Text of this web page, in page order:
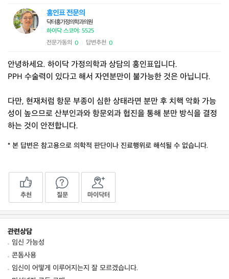
홍인표 전문의
닥터홍가정의학과의원
하이닥 스코어: 5525
전문가동의 0 답변추천 0
안녕하세요. 하이닥 가정의학과 상담의 홍인표입니다.
PPH 수술력이 있다고 해서 자연분만이 불가능한 것은 아닙니다.
다만, 현재처럼 항문 부종이 심한 상태라면 분만 후 치핵 악화 가능
성이 높으므로 산부인과와 항문외과 협진을 통해 분만 방식을 결정
하는 것이 안전합니다.
* 본 답변은 참고용으로 의학적 판단이나 진료행위로 해석될 수 없습니다.
추천 질문 마이닥터
관련상담
임신 가능성
콘돔사용
임신이 어떻게 이루어지는지 잘 모르겠습니다.